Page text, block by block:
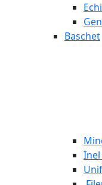
Baschet